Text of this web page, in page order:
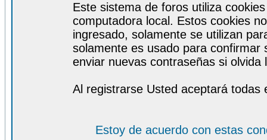
Este sistema de foros utiliza
computadora local. Estos cookies
ingresado, solamente se utilizan
solamente es usado para
enviar nuevas contraseñas si olvida
Al registrarse Usted aceptará todas
Estoy de acuerdo con estas